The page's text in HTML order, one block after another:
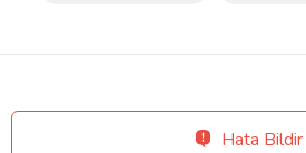
Hata Bildir